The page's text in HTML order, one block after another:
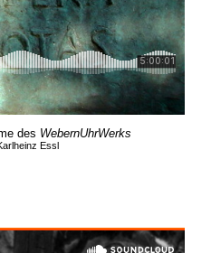
des WebernUhrWerks
Essl